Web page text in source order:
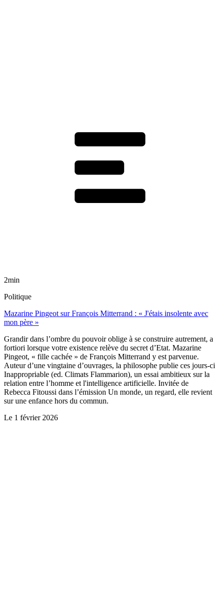
2min
Politique
Mazarine Pingeot sur François Mitterrand : « J'étais insolente avec
mon père »
Grandir dans l’ombre du pouvoir oblige à se construire autrement, a
fortiori lorsque votre existence relève du secret d’Etat. Mazarine
Pingeot, « fille cachée » de François Mitterrand y est parvenue.
Auteur d’une vingtaine d’ouvrages, la philosophe publie ces jours-ci
Inappropriable (ed. Climats Flammarion), un essai ambitieux sur la
relation entre l’homme et l'intelligence artificielle. Invitée de
Rebecca Fitoussi dans l’émission Un monde, un regard, elle revient
sur une enfance hors du commun.
Le 1 février 2026